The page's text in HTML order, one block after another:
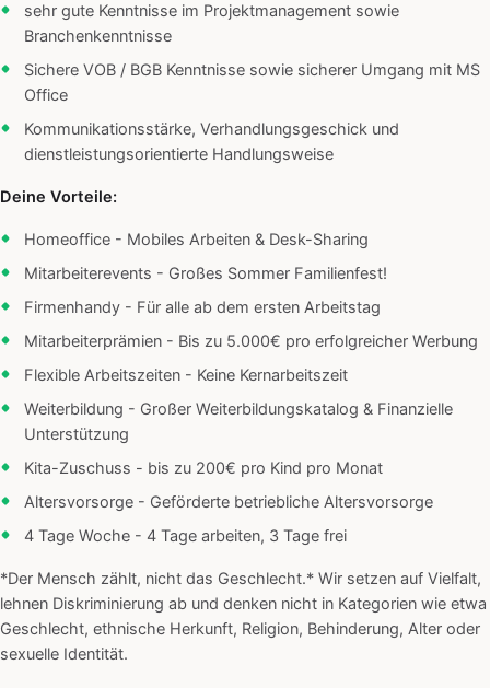
sehr gute Kenntnisse im Projektmanagement sowie
Branchenkenntnisse
Sichere VOB / BGB Kenntnisse sowie sicherer Umgang mit MS
Office
Kommunikationsstärke, Verhandlungsgeschick und
dienstleistungsorientierte Handlungsweise
Deine Vorteile:
Homeoffice - Mobiles Arbeiten & Desk-Sharing
Mitarbeiterevents - Großes Sommer Familienfest!
Firmenhandy - Für alle ab dem ersten Arbeitstag
Mitarbeiterprämien - Bis zu 5.000€ pro erfolgreicher Werbung
Flexible Arbeitszeiten - Keine Kernarbeitszeit
Weiterbildung - Großer Weiterbildungskatalog & Finanzielle
Unterstützung
Kita-Zuschuss - bis zu 200€ pro Kind pro Monat
Altersvorsorge - Geförderte betriebliche Altersvorsorge
4 Tage Woche - 4 Tage arbeiten, 3 Tage frei
*Der Mensch zählt, nicht das Geschlecht.* Wir setzen auf Vielfalt,
lehnen Diskriminierung ab und denken nicht in Kategorien wie etwa
Geschlecht, ethnische Herkunft, Religion, Behinderung, Alter oder
sexuelle Identität.